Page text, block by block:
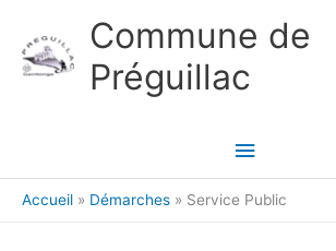
Commune de
Préguillac
Menu
principal
Accueil Démarches Service Public